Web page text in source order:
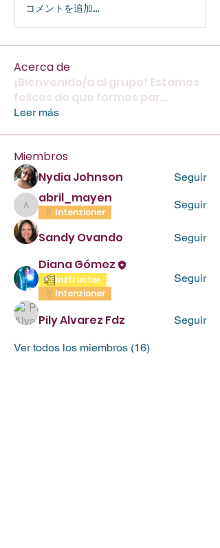
コメントを追加…
Acerca de
¡Bienvenido/a al grupo! Estamos
felices de que formes par...
Leer más
Miembros
Nydia Johnson
Seguir
abril_mayen
abril_mayen
Intenzioner
Seguir
Sandy Ovando Seguir
Diana Gómez
Inztructor
Intenzioner
Seguir
Pily Alvarez Fdz Seguir
Ver todos los miembros (16)